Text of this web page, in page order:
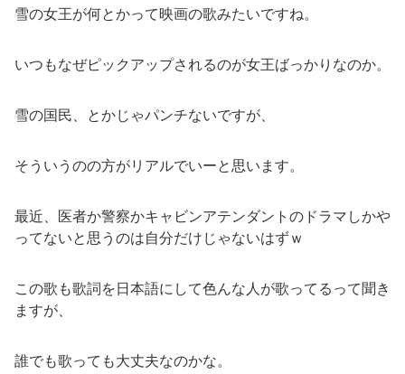
雪の女王が何とかって映画の歌みたいですね。
いつもなぜピックアップされるのが女王ばっかりなのか。
雪の国民、とかじゃパンチないですが、
そういうのの方がリアルでいーと思います。
最近、医者か警察かキャビンアテンダントのドラマしかや
ってないと思うのは自分だけじゃないはずｗ
この歌も歌詞を日本語にして色んな人が歌ってるって聞き
ますが、
誰でも歌っても大丈夫なのかな。